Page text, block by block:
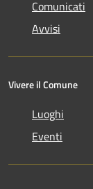
Comunicati
Avvisi
Vivere il Comune
Luoghi
Eventi